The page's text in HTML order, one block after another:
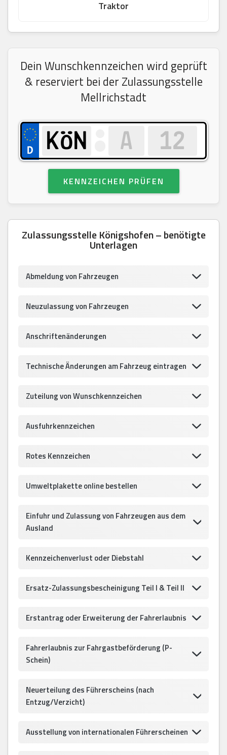
Traktor
Dein Wunschkennzeichen wird geprüft
& reserviert bei der Zulassungsstelle
Mellrichstadt
KENNZEICHEN PRÜFEN
Zulassungsstelle Königshofen – benötigte
Unterlagen
Abmeldung von Fahrzeugen
Neuzulassung von Fahrzeugen
Anschriftenänderungen
Technische Änderungen am Fahrzeug eintragen
Zuteilung von Wunschkennzeichen
Ausfuhrkennzeichen
Rotes Kennzeichen
Umweltplakette online bestellen
Einfuhr und Zulassung von Fahrzeugen aus dem
Ausland
Kennzeichenverlust oder Diebstahl
Ersatz-Zulassungsbescheinigung Teil I & Teil II
Erstantrag oder Erweiterung der Fahrerlaubnis
Fahrerlaubnis zur Fahrgastbeförderung (P-
Schein)
Neuerteilung des Führerscheins (nach
Entzug/Verzicht)
Ausstellung von internationalen Führerscheinen